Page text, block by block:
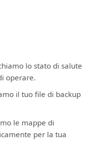
lo stato di salute
operare.
il tuo file di backup
le mappe di
per la tua